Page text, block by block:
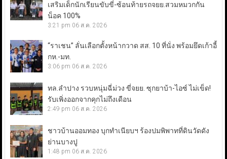
เสริมเด็กนักเรียนขับขี่-ซ้อนท้ายรถจยย.สวมหมวกกัน
น็อค 100%
3:21 pm 06 ส.ค. 2026
“ราเชน” ลั่นเลือกตั้งหน้ากวาด สส. 10 ที่นั่ง พร้อมยึดเก้าอี้
กห.-มท.
3:06 pm 06 ส.ค. 2026
ทล.ลำปาง รวบหนุ่มฉี่ม่วง ขี่จยย. ซุกยาบ้า-ไอซ์ ไม่เข็ด!
รับเพิ่งออกจากคุกไม่ถึงเดือน
2:49 pm 06 ส.ค. 2026
ชาวบ้านออมทอง บุกทำเนียบฯ ร้องปมพิพาทที่ดินวัดดัง
ย่านบางปู
1:48 pm 06 ส.ค. 2026